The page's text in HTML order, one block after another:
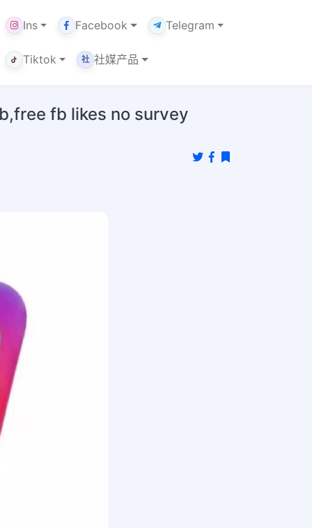
Ins Facebook Telegram
Tiktok 社 社媒产品
fb likes no survey